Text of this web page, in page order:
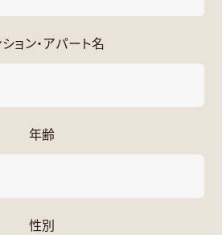
ョン・アパート名
年齢
性別